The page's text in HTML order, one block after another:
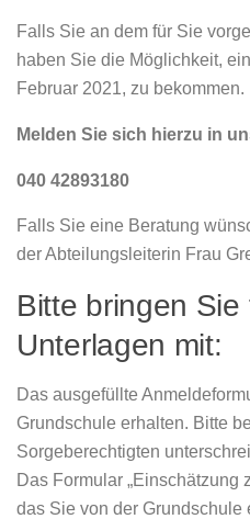
Falls Sie an dem für Sie
haben Sie die Möglichkeit,
Februar 2021, zu bekommen.
Melden Sie sich hierzu in
040 42893180
Falls Sie eine Beratung
der Abteilungsleiterin Frau
Bitte bringen
Unterlagen mit:
Das ausgefüllte
Grundschule erhalten. Bitte
Sorgeberechtigten
Das Formular „Einschätzung
das Sie von der Grundschule